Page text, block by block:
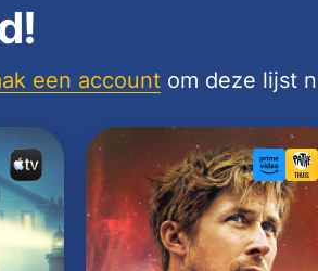
een account om deze lijst